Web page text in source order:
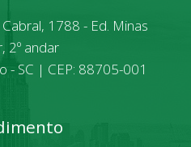
1788 - Ed. Minas
2º andar
- SC | CEP: 88705-001